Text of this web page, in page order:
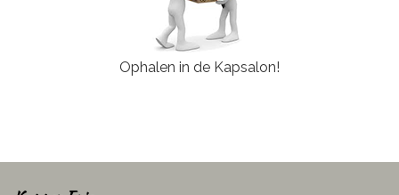
Ophalen in de Kapsalon!